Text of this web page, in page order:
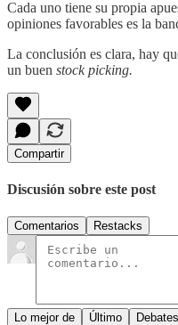
Cada uno tiene su propia
opiniones favorables es la
La conclusión es clara, hay
un buen stock picking.
Compartir
Discusión sobre este post
Comentarios Restacks
Lo mejor de Último Debates